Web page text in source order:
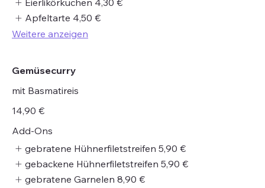
Apfeltarte 4,50 €
Weitere anzeigen
Gemüsecurry
mit Basmatireis
14,90 €
Add-Ons
gebratene Hühnerfiletstreifen 5,90 €
gebackene Hühnerfiletstreifen 5,90 €
gebratene Garnelen 8,90 €